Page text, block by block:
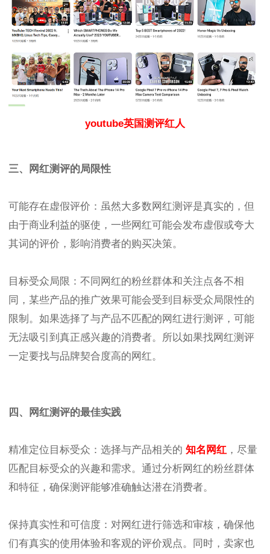
youtube英国测评红人
三、网红测评的局限性
可能存在虚假评价：虽然大多数网红测评是真实的，但
由于商业利益的驱使，一些网红可能会发布虚假或夸大
其词的评价，影响消费者的购买决策。
目标受众局限：不同网红的粉丝群体和关注点各不相
同，某些产品的推广效果可能会受到目标受众局限性的
限制。如果选择了与产品不匹配的网红进行测评，可能
无法吸引到真正感兴趣的消费者。所以如果找网红测评
一定要找与品牌契合度高的网红。
四、网红测评的最佳实践
精准定位目标受众：选择与产品相关的 知名网红 ，尽量
匹配目标受众的兴趣和需求。通过分析网红的粉丝群体
和特征，确保测评能够准确触达潜在消费者。
保持真实性和可信度：对网红进行筛选和审核，确保他
们有真实的使用体验和客观的评价观点。同时，卖家也